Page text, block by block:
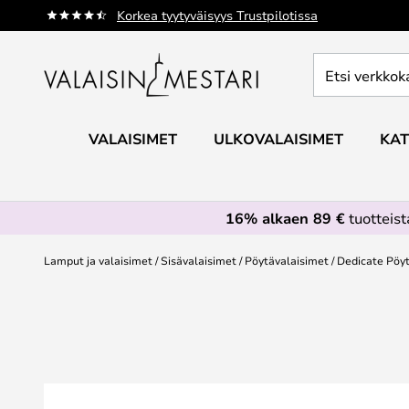
Korkea tyytyväisyys Trustpilotissa
Skip
to
verkkokaupan
VALAISIMET ULKOVALAISIMET
16% alkaen 89 €
Lamput ja valaisimet Sisävalaisimet Pöytävalaisimet Dedicate